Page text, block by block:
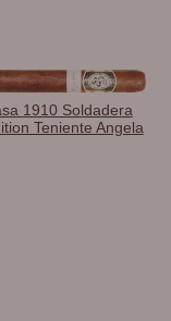
1910 Soldadera
Teniente Angela